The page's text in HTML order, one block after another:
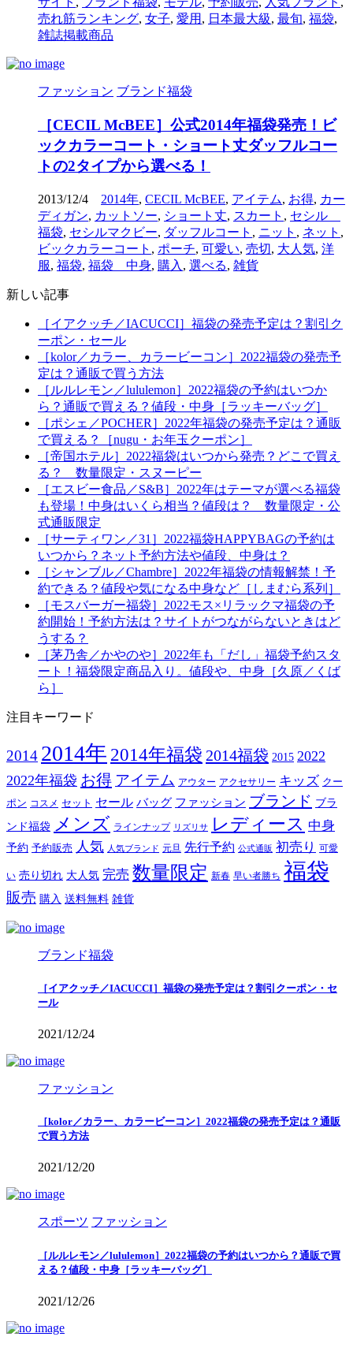
売れ筋ランキング, 女子, 愛用 , 日本最大級, 最旬, 福袋,
雑誌掲載商品
ファッション ブランド福袋
［CECIL McBEE］公式2014年福袋発売！ビ
ックカラーコート・ショート丈ダッフルコー
トの2タイプから選べる！
2013/12/4 2014年, CECIL McBEE, アイテム, お得, カー
ディガン, カットソー, ショート丈, スカート , セシル
福袋, セシルマクビー, ダッフルコート , ニット , ネット ,
ビックカラーコート , ポーチ, 可愛い, 売切, 大人気, 洋
服, 福袋, 福袋 中身, 購入 , 選べる, 雑貨
新しい記事
［イアクッチ／IACUCCI］福袋の発売予定は？割引ク
ーポン・セール
［kolor／カラー、カラービーコン］2022福袋の発売予
定は？通販で買う方法
［ルルレモン／lululemon］2022福袋の予約はいつか
ら？通販で買える？値段・中身［ラッキーバッグ］
［ポシェ／POCHER］2022年福袋の発売予定は？通販
で買える？［nugu・お年玉クーポン］
［帝国ホテル］2022福袋はいつから発売？どこで買え
る？ 数量限定・スヌーピー
［エスビー食品／S&B］2022年はテーマが選べる福袋
も登場！中身はいくら相当？値段は？ 数量限定・公
式通販限定
［サーティワン／31］2022福袋HAPPYBAGの予約は
いつから？ネット予約方法や値段、中身は？
［シャンブル／Chambre］2022年福袋の情報解禁！予
約できる？値段や気になる中身など［しまむら系列］
［モスバーガー福袋］2022モス×リラックマ福袋の予
約開始！予約方法は？サイトがつながらないときはど
うする？
［茅乃舎／かやのや］2022年も「だし」福袋予約スタ
ート！福袋限定商品入り。値段や、中身［久原／くば
ら］
注目キーワード
2014 2014年 2014年福袋 2014福袋 2015 2022
2022年福袋 お得 アイテム アウター アクセサリー キッズ クー
ポン コスメ セット セール バッグ ファッション ブランド ブラ
ンド福袋 メンズ ラインナップ リズリサ レディース 中身
予約 予約販売 人気 人気ブランド 元旦 先行予約 公式通販 初売り 可愛
い 売り切れ 大人気 完売 数量限定 新春 早い者勝ち 福袋
販売 購入 送料無料 雑貨
ブランド福袋
［イアクッチ／IACUCCI］福袋の発売予定は？割引クーポン・セ
ール
2021/12/24
ファッション
［kolor／カラー、カラービーコン］2022福袋の発売予定は？通販
で買う方法
2021/12/20
スポーツ ファッション
［ルルレモン／lululemon］2022福袋の予約はいつから？通販で買
える？値段・中身［ラッキーバッグ］
2021/12/26